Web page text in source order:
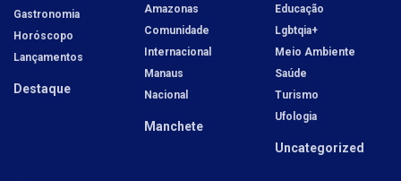
Gastronomia
Horóscopo
Lançamentos
Destaque
Amazonas
Comunidade
Internacional
Manaus
Nacional
Manchete
Educação
Lgbtqia+
Meio Ambiente
Saúde
Turismo
Ufologia
Uncategorized